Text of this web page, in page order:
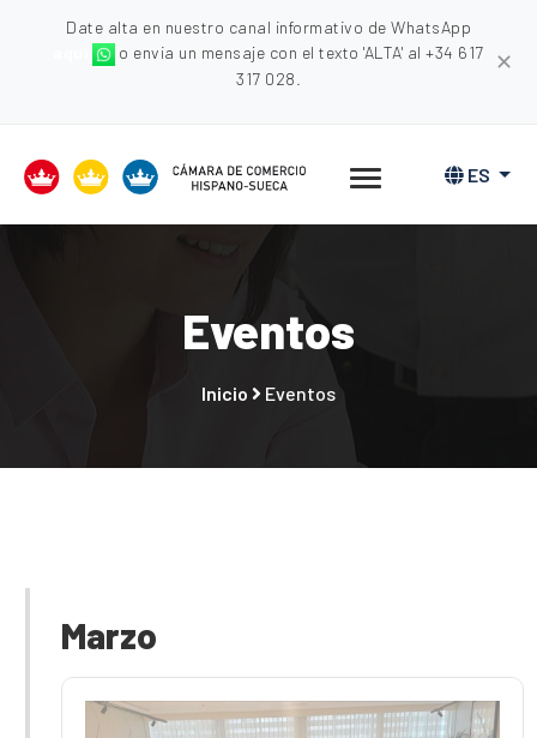
Date alta en nuestro canal informativo de WhatsApp
o envia un mensaje con el texto 'ALTA' al +34 617
317 028.
✕
ES
Eventos
Inicio Eventos
Marzo